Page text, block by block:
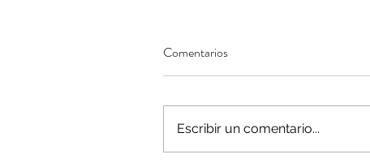
Comentarios
Escribir un comentario...